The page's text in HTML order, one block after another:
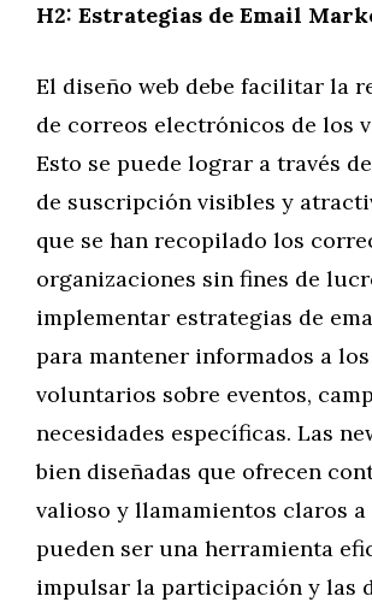
H2: Estrategias de Email
El diseño web debe facilitar la
de correos electrónicos de los
Esto se puede lograr a través
de suscripción visibles y
que se han recopilado los
organizaciones sin fines de
implementar estrategias de
para mantener informados a
voluntarios sobre eventos,
necesidades específicas. Las
bien diseñadas que ofrecen
valioso y llamamientos claros
pueden ser una herramienta
impulsar la participación y las